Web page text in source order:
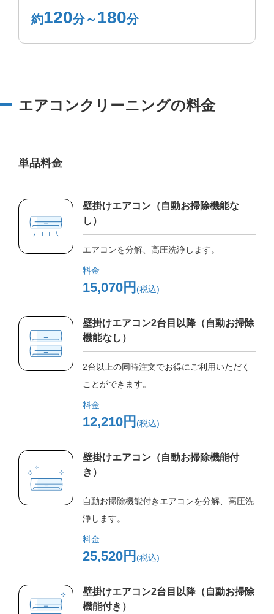
約120分～180分
エアコンクリーニングの料金
単品料金
壁掛けエアコン（自動お掃除機能な
し）
エアコンを分解、高圧洗浄します。
料金
15,070円 (税込)
壁掛けエアコン2台目以降（自動お掃除
機能なし）
2台以上の同時注文でお得にご利用いただく
ことができます。
料金
12,210円 (税込)
壁掛けエアコン（自動お掃除機能付
き）
自動お掃除機能付きエアコンを分解、高圧洗
浄します。
料金
25,520円 (税込)
壁掛けエアコン2台目以降（自動お掃除
機能付き）